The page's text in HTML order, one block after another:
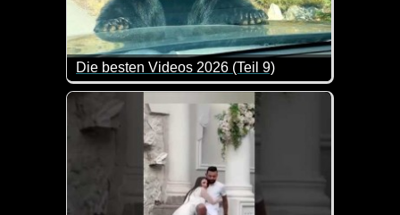
Die besten Videos 2026 (Teil 9)
Eine tolle Zusammenstellung von lustigen